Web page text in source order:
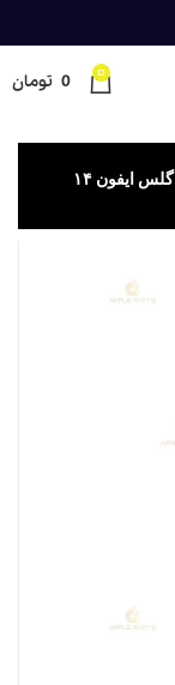
0
0 تومان
گلس ایفون ۱۴